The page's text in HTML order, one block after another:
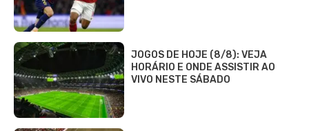
JOGOS DE HOJE (8/8): VEJA
HORÁRIO E ONDE ASSISTIR AO
VIVO NESTE SÁBADO